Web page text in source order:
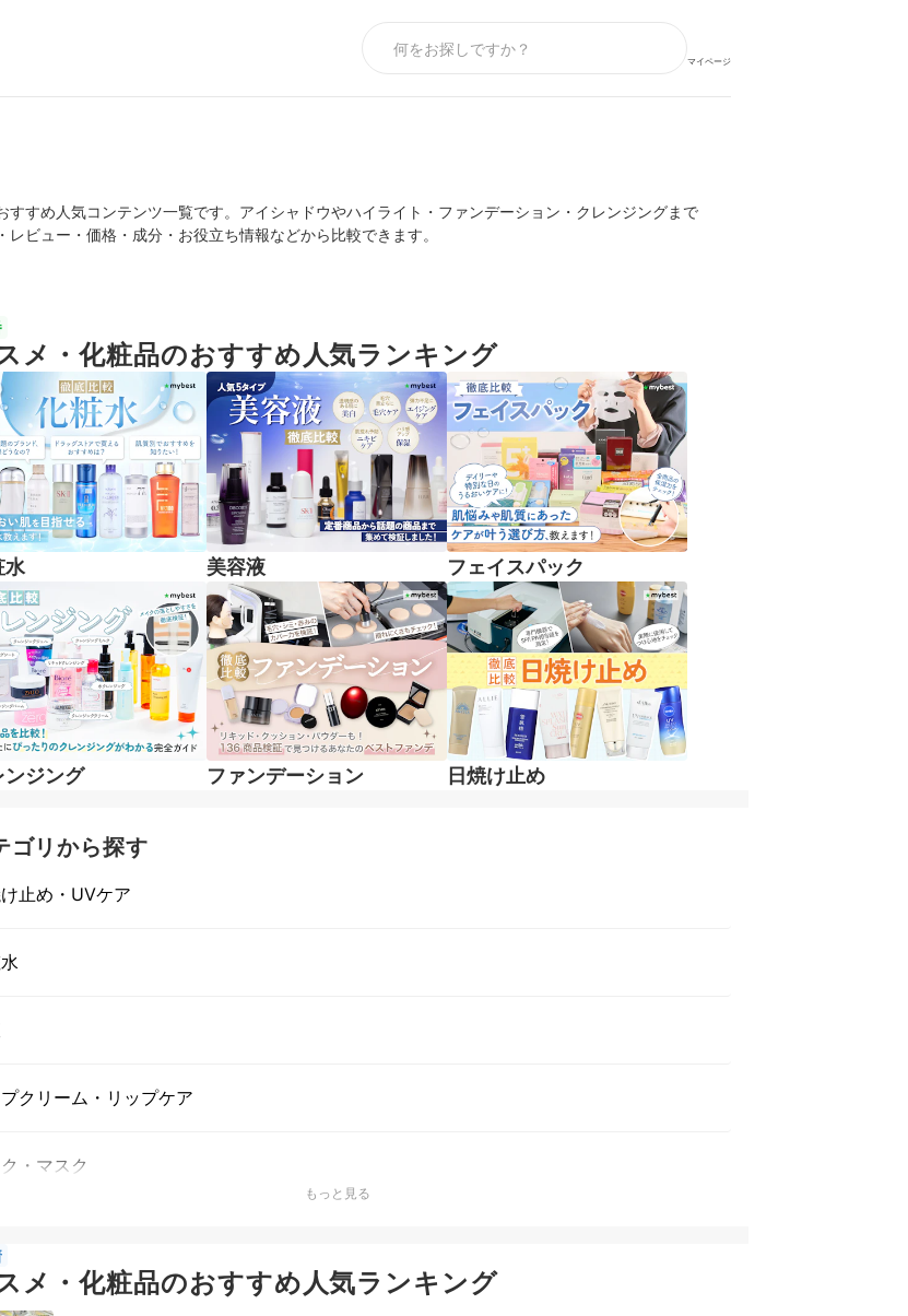
マイページ
すめ人気コンテンツ一覧です。アイシャドウやハイライト・ファンデーション・クレンジングまで
ビュー・価格・成分・お役立ち情報などから比較できます。
メ・化粧品のおすすめ人気ランキング
水 美容液 フェイスパック
ンジング ファンデーション 日焼け止め
ゴリから探す
止め・UVケア
クリーム・リップケア
・マスク
もっと見る
メ・化粧品のおすすめ人気ランキング